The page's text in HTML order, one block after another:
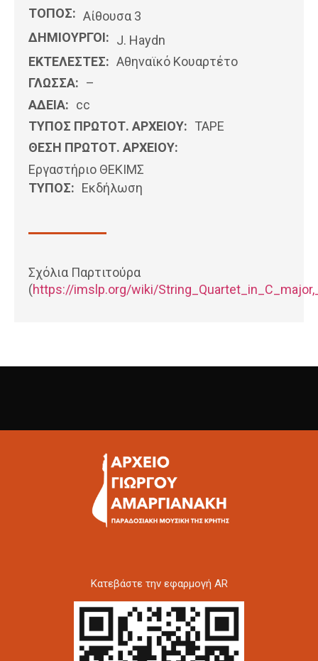
ΤΟΠΟΣ: Αίθουσα 3
ΔΗΜΙΟΥΡΓΟΙ: J. Haydn
ΕΚΤΕΛΕΣΤΕΣ: Αθηναϊκό Κουαρτέτο
ΓΛΩΣΣΑ: –
ΑΔΕΙΑ: cc
ΤΥΠΟΣ ΠΡΩΤΟΤ. ΑΡΧΕΙΟΥ: ΤΑΡΕ
ΘΕΣΗ ΠΡΩΤΟΤ. ΑΡΧΕΙΟΥ:
Εργαστήριο ΘΕΚΙΜΣ
ΤΥΠΟΣ: Εκδήλωση
Σχόλια Παρτιτούρα
(https://imslp.org/wiki/
Kατεβάστε την εφαρμογή AR